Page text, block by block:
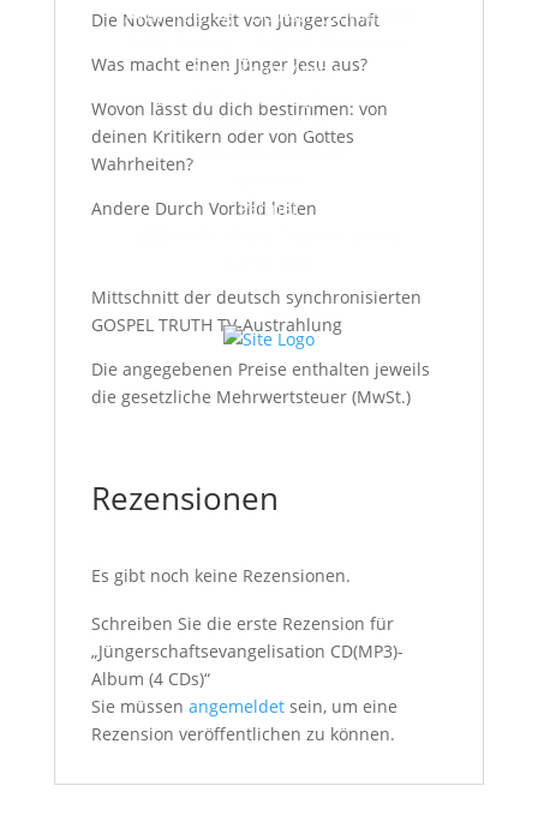
AWM Katalog | Deutsch (Download)
Mein Konto / Login
AWM Shop England
AWM Store USA
SPENDEN/PARTNER
Partner
Die Notwendigkeit von Jüngerschaft
Was macht einen Jünger Jesu aus?
Wovon lässt du dich bestimmen: von
deinen Kritikern oder von Gottes
Wahrheiten?
Andere Durch Vorbild leiten
Mittschnitt der deutsch synchronisierten
GOSPEL TRUTH TV-Austrahlung
Die angegebenen Preise enthalten jeweils
die gesetzliche Mehrwertsteuer (MwSt.)
Rezensionen
Es gibt noch keine Rezensionen.
Schreiben Sie die erste Rezension für
„Jüngerschaftsevangelisation CD(MP3)-
Album (4 CDs)“
Sie müssen angemeldetsein, um eine
Rezension veröffentlichen zu können.